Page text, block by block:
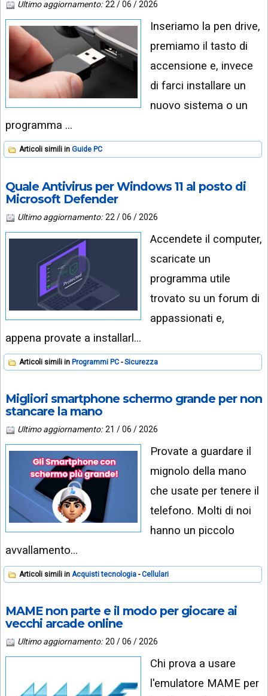
Ultimo aggiornamento: 22 / 06 / 2026
Inseriamo la pen drive,
premiamo il tasto di
accensione e, invece
di farci installare un
nuovo sistema o un
programma …
Articoli simili in Guide PC
Quale Antivirus per Windows 11 al posto di
Microsoft Defender
Ultimo aggiornamento: 22 / 06 / 2026
Accendete il computer,
scaricate un
programma utile
trovato su un forum di
appassionati e,
appena provate a installarl…
Articoli simili in Programmi PC Sicurezza
Migliori smartphone schermo grande per non
stancare la mano
Ultimo aggiornamento: 21 / 06 / 2026
Provate a guardare il
mignolo della mano
che usate per tenere il
telefono. Molti di noi
hanno un piccolo
avvallamento…
Articoli simili in Acquisti tecnologia Cellulari
MAME non parte e il modo per giocare ai
vecchi arcade online
Ultimo aggiornamento: 20 / 06 / 2026
Chi prova a usare
l'emulatore MAME per